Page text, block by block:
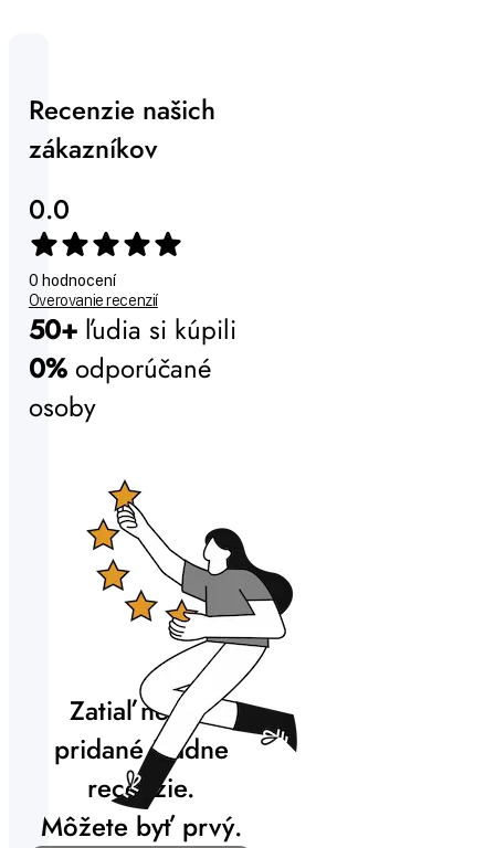
Recenzie našich
zákazníkov
0.0
0 hodnocení
Overovanie recenzií
50+ ľudia si kúpili
0% odporúčané
osoby
Zatiaľ neboli
pridané žiadne
recenzie.
Môžete byť prvý.